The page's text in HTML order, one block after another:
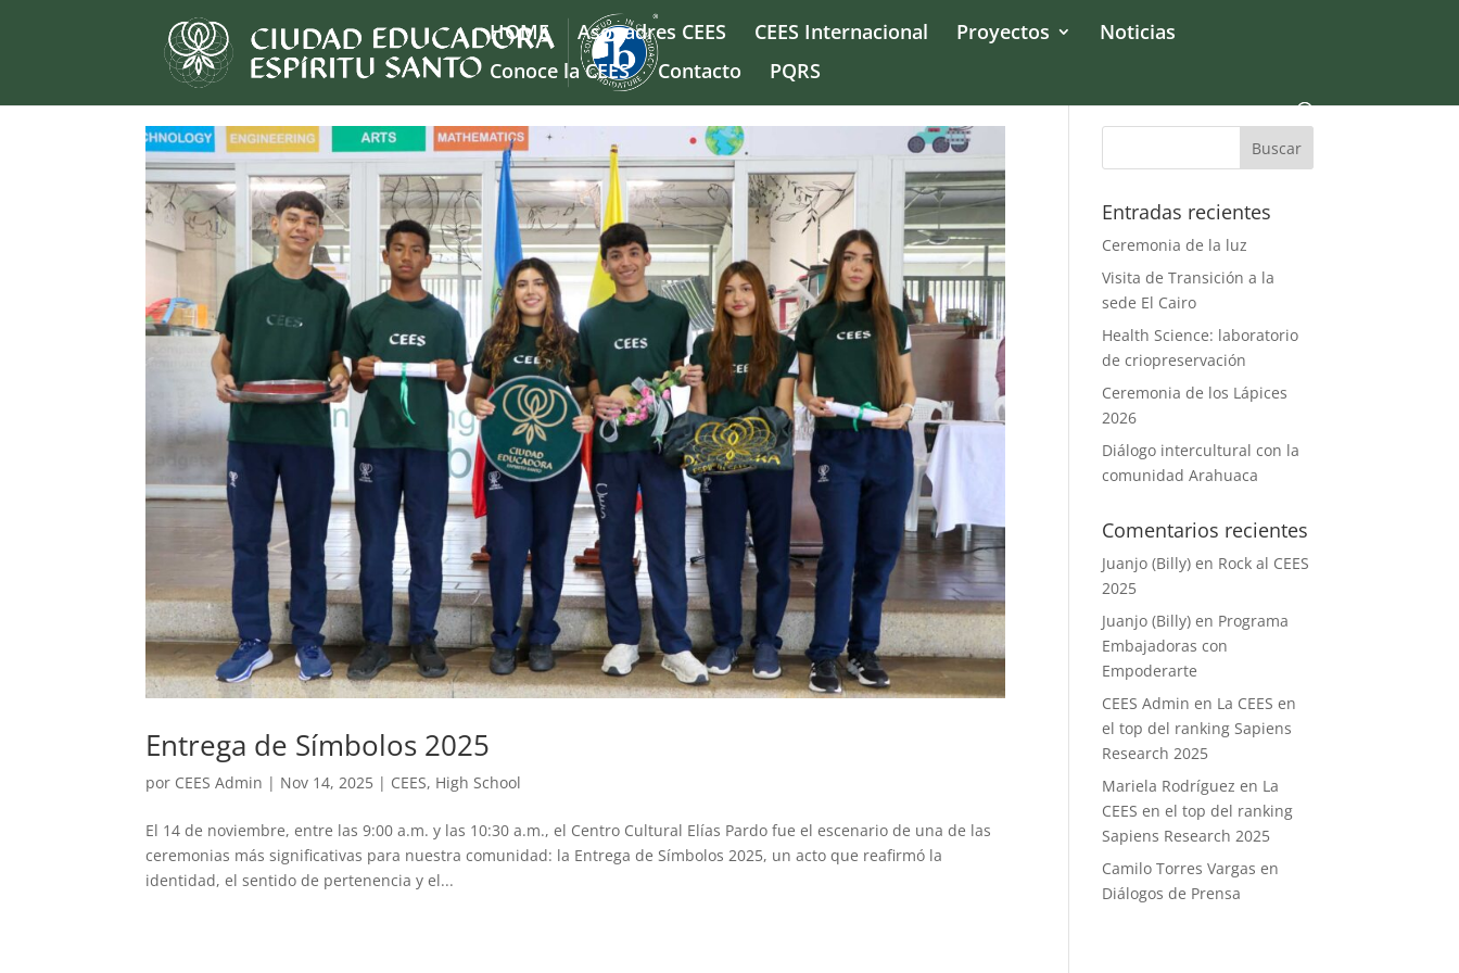
HOME Asopadres CEES CEES Internacional Proyectos
Noticias
Conoce la CEES
Contacto PQRS
Entrega de Símbolos 2025
por CEES Admin | Nov 14, 2025 | CEES, High School
El 14 de noviembre, entre las 9:00 a.m. y las 10:30 a.m., el Centro Cultural Elías Pardo fue el escenario de una de las
ceremonias más significativas para nuestra comunidad: la Entrega de Símbolos 2025, un acto que reafirmó la
identidad, el sentido de pertenencia y el...
Entradas recientes
Ceremonia de la luz
Visita de Transición a la
sede El Cairo
Health Science: laboratorio
de criopreservación
Ceremonia de los Lápices
2026
Diálogo intercultural con la
comunidad Arahuaca
Comentarios recientes
Juanjo (Billy) en Rock al CEES
2025
Juanjo (Billy) en Programa
Embajadoras con
Empoderarte
CEES Admin en La CEES en
el top del ranking Sapiens
Research 2025
Mariela Rodríguez en La
CEES en el top del ranking
Sapiens Research 2025
Camilo Torres Vargas en
Diálogos de Prensa